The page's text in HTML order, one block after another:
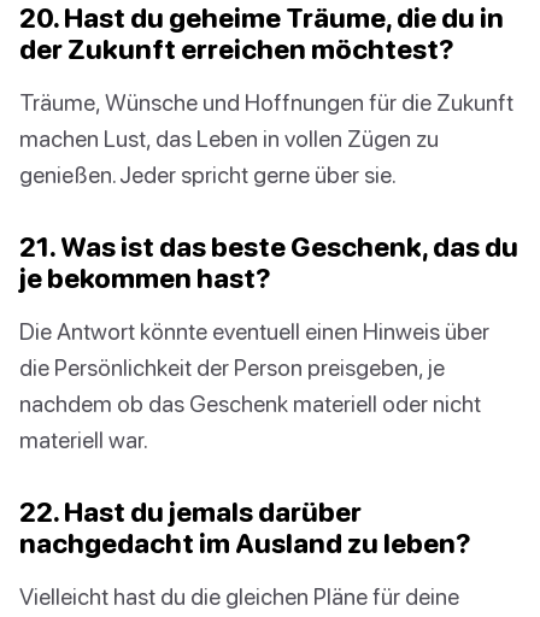
20. Hast du geheime Träume, die du in
der Zukunft erreichen möchtest?
Träume, Wünsche und Hoffnungen für die Zukunft
machen Lust, das Leben in vollen Zügen zu
genießen. Jeder spricht gerne über sie.
21. Was ist das beste Geschenk, das du
je bekommen hast?
Die Antwort könnte eventuell einen Hinweis über
die Persönlichkeit der Person preisgeben, je
nachdem ob das Geschenk materiell oder nicht
materiell war.
22. Hast du jemals darüber
nachgedacht im Ausland zu leben?
Vielleicht hast du die gleichen Pläne für deine